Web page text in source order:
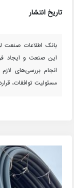
تاریخ انتشار
بانک اطلاعات صنعت
این صنعت و ایجاد
انجام بررسی‌های
مسئولیت توافقات،